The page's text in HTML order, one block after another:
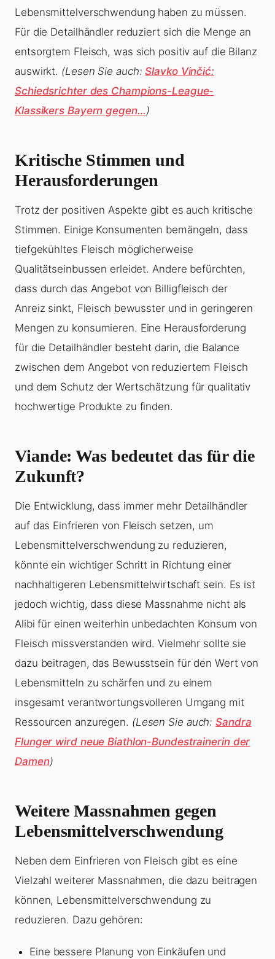
Lebensmittelverschwendung haben zu müssen.
Für die Detailhändler reduziert sich die Menge an
entsorgtem Fleisch, was sich positiv auf die Bilanz
auswirkt. (Lesen Sie auch:Slavko Vinčić:
Schiedsrichter des Champions-League-
Klassikers Bayern gegen…)
Kritische Stimmen und
Herausforderungen
Trotz der positiven Aspekte gibt es auch kritische
Stimmen. Einige Konsumenten bemängeln, dass
tiefgekühltes Fleisch möglicherweise
Qualitätseinbussen erleidet. Andere befürchten,
dass durch das Angebot von Billigfleisch der
Anreiz sinkt, Fleisch bewusster und in geringeren
Mengen zu konsumieren. Eine Herausforderung
für die Detailhändler besteht darin, die Balance
zwischen dem Angebot von reduziertem Fleisch
und dem Schutz der Wertschätzung für qualitativ
hochwertige Produkte zu finden.
Viande: Was bedeutet das für die
Zukunft?
Die Entwicklung, dass immer mehr Detailhändler
auf das Einfrieren von Fleisch setzen, um
Lebensmittelverschwendung zu reduzieren,
könnte ein wichtiger Schritt in Richtung einer
nachhaltigeren Lebensmittelwirtschaft sein. Es ist
jedoch wichtig, dass diese Massnahme nicht als
Alibi für einen weiterhin unbedachten Konsum von
Fleisch missverstanden wird. Vielmehr sollte sie
dazu beitragen, das Bewusstsein für den Wert von
Lebensmitteln zu schärfen und zu einem
insgesamt verantwortungsvolleren Umgang mit
Ressourcen anzuregen. (Lesen Sie auch:Sandra
Flunger wird neue Biathlon-Bundestrainerin der
Damen)
Weitere Massnahmen gegen
Lebensmittelverschwendung
Neben dem Einfrieren von Fleisch gibt es eine
Vielzahl weiterer Massnahmen, die dazu beitragen
können, Lebensmittelverschwendung zu
reduzieren. Dazu gehören:
Eine bessere Planung von Einkäufen und